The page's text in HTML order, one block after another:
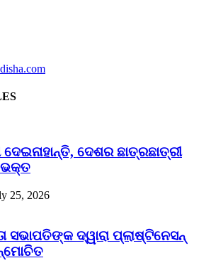
ଦେଶର ଛାତ୍ରଛାତ୍ରୀ
ଭକ୍ତ
25, 2026
ସଭାପତିଙ୍କ ଦ୍ୱାରା ପ୍ଲାଷ୍ଟିନେସନ୍